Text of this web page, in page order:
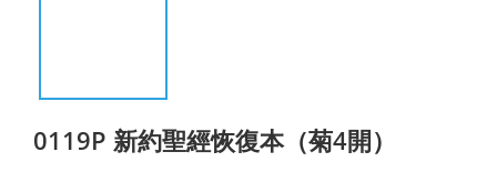
0119P 新約聖經恢復本（菊4開）